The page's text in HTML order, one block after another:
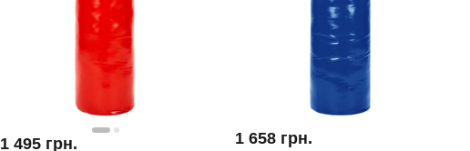
1 495 грн. 1 658 грн.